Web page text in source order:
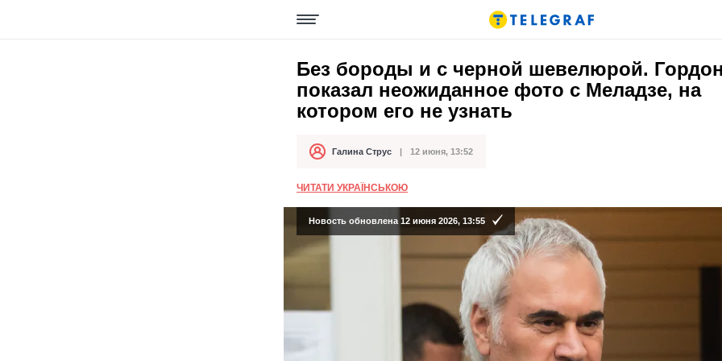
Без бороды и с черной шевелюрой.
показал неожиданное фото с Меладзе, на
котором его не узнать
АвторГалина Струс
Дата публикации 12 июня, 13:52
ЧИТАТИ УКРАЇНСЬКОЮ
Новость обновлена 12 июня 2026, 13:55